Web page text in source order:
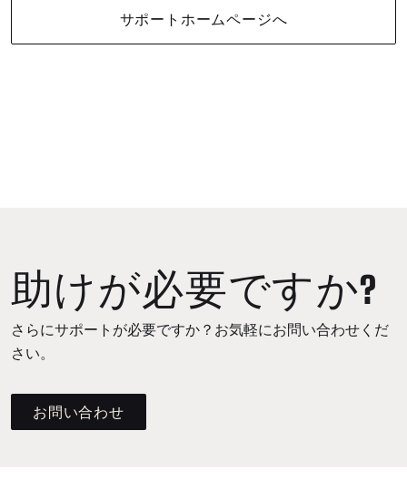
サポートホームページへ
助けが必要ですか?
さらにサポートが必要ですか？お気軽にお問い合わせくだ
さい。
お問い合わせ